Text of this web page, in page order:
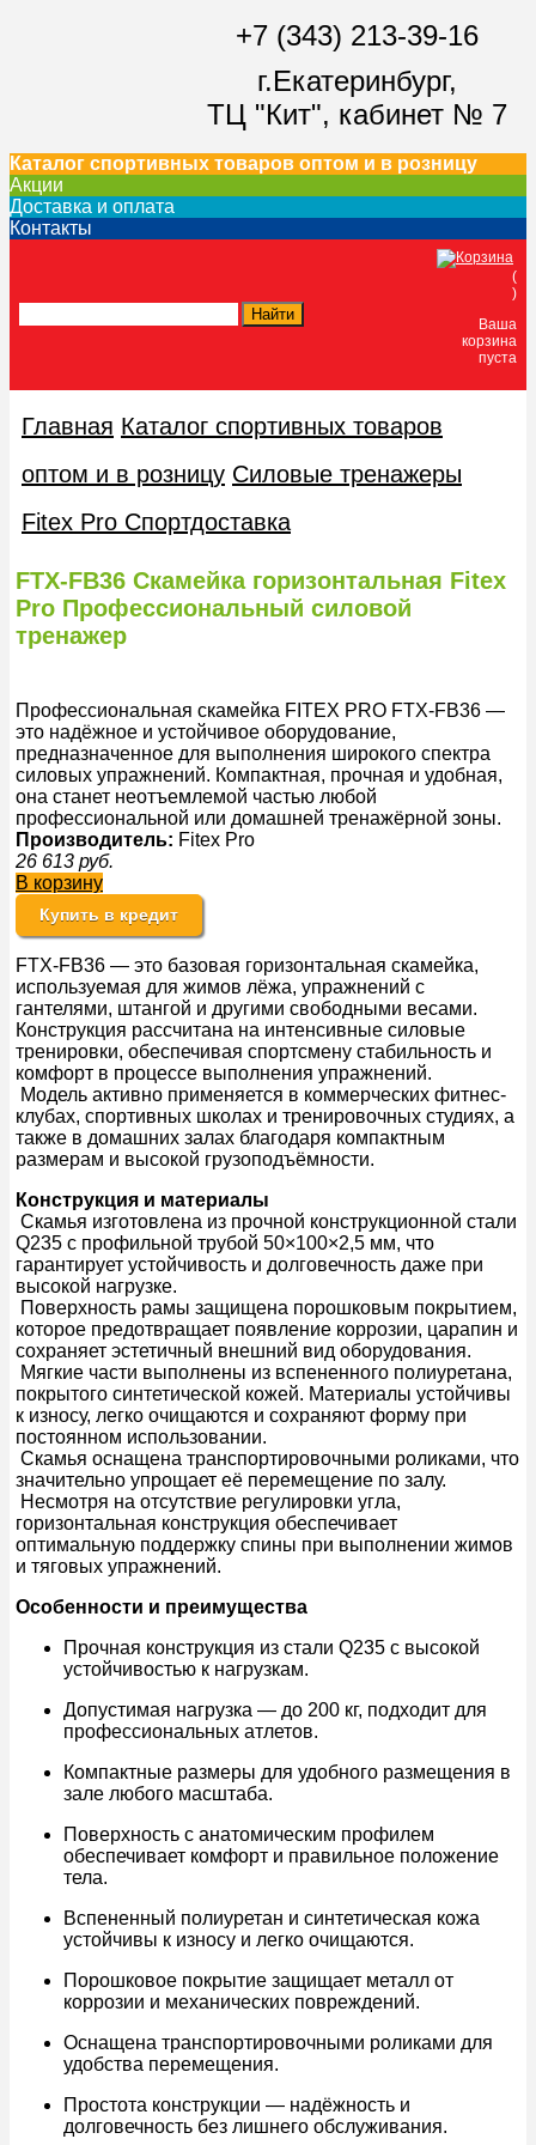
+7 (343) 213-39-16
г.Екатеринбург,
ТЦ "Кит", кабинет № 7
Каталог спортивных товаров оптом и в розницу
Акции
Доставка и оплата
Контакты
(
)
Ваша
корзина
пуста
Главная Каталог спортивных товаров
оптом и в розницу Силовые тренажеры
Fitex Pro Спортдоставка
FTX-FB36 Скамейка горизонтальная Fitex
Pro Профессиональный силовой
тренажер
Профессиональная скамейка FITEX PRO FTX-FB36 —
это надёжное и устойчивое оборудование,
предназначенное для выполнения широкого спектра
силовых упражнений. Компактная, прочная и удобная,
она станет неотъемлемой частью любой
профессиональной или домашней тренажёрной зоны.
Производитель: Fitex Pro
26 613 руб.
В корзину
Купить в кредит
FTX-FB36 — это базовая горизонтальная скамейка,
используемая для жимов лёжа, упражнений с
гантелями, штангой и другими свободными весами.
Конструкция рассчитана на интенсивные силовые
тренировки, обеспечивая спортсмену стабильность и
комфорт в процессе выполнения упражнений.
Модель активно применяется в коммерческих фитнес-
клубах, спортивных школах и тренировочных студиях, а
также в домашних залах благодаря компактным
размерам и высокой грузоподъёмности.
Конструкция и материалы
Скамья изготовлена из прочной конструкционной стали
Q235 с профильной трубой 50×100×2,5 мм, что
гарантирует устойчивость и долговечность даже при
высокой нагрузке.
Поверхность рамы защищена порошковым покрытием,
которое предотвращает появление коррозии, царапин и
сохраняет эстетичный внешний вид оборудования.
Мягкие части выполнены из вспененного полиуретана,
покрытого синтетической кожей. Материалы устойчивы
к износу, легко очищаются и сохраняют форму при
постоянном использовании.
Скамья оснащена транспортировочными роликами, что
значительно упрощает её перемещение по залу.
Несмотря на отсутствие регулировки угла,
горизонтальная конструкция обеспечивает
оптимальную поддержку спины при выполнении жимов
и тяговых упражнений.
Особенности и преимущества
Прочная конструкция из стали Q235 с высокой
устойчивостью к нагрузкам.
Допустимая нагрузка — до 200 кг, подходит для
профессиональных атлетов.
Компактные размеры для удобного размещения в
зале любого масштаба.
Поверхность с анатомическим профилем
обеспечивает комфорт и правильное положение
тела.
Вспененный полиуретан и синтетическая кожа
устойчивы к износу и легко очищаются.
Порошковое покрытие защищает металл от
коррозии и механических повреждений.
Оснащена транспортировочными роликами для
удобства перемещения.
Простота конструкции — надёжность и
долговечность без лишнего обслуживания.